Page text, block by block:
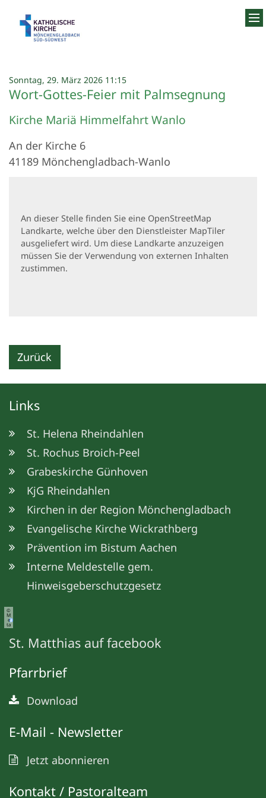
Sonntag, 29. März 2026 11:15:
Wort-Gottes-Feier mit Palmsegnung
Kirche Mariä Himmelfahrt Wanlo
An der Kirche 6
41189 Mönchengladbach-Wanlo
An dieser Stelle finden Sie eine OpenStreetMap
Landkarte, welche über den Dienstleister MapTiler
ausgeliefert wird. Um diese Landkarte anzuzeigen
müssen Sie der Verwendung von externen Inhalten
zustimmen.
Zurück
Links
St. Helena Rheindahlen
St. Rochus Broich-Peel
Grabeskirche Günhoven
KjG Rheindahlen
Kirchen in der Region Mönchengladbach
Evangelische Kirche Wickrathberg
Prävention im Bistum Aachen
Interne Meldestelle gem.
Hinweisgeberschutzgesetz
©
M
e
ta
St. Matthias auf facebook
Pfarrbrief
Download
E-Mail - Newsletter
Jetzt abonnieren
Kontakt / Pastoralteam